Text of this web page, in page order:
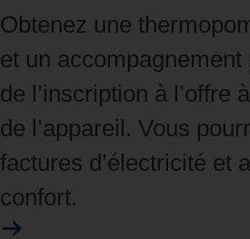
Obtenez une
et un accompagnement
de l’inscription à l’offre
de l’appareil. Vous
factures d’électricité et
confort.